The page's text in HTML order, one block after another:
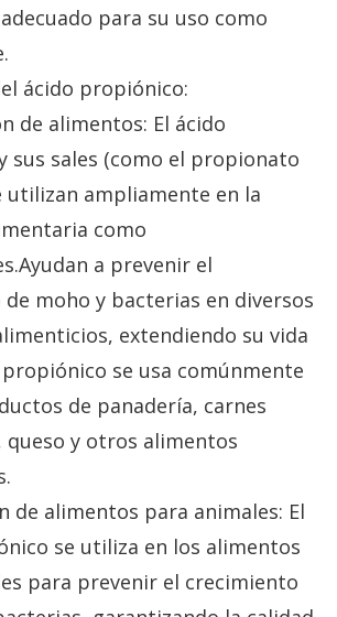
para su uso como
ácido propiónico:
de alimentos: El ácido
sus sales (como el propionato
utilizan ampliamente en la
como
a prevenir el
moho y bacterias en diversos
extendiendo su vida
se usa comúnmente
de panadería, carnes
queso y otros alimentos
de alimentos para animales: El
se utiliza en los alimentos
para prevenir el crecimiento